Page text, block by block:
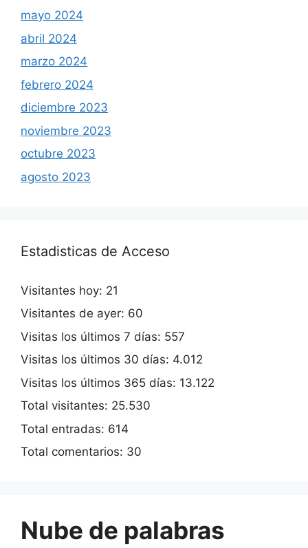
mayo 2024
abril 2024
marzo 2024
febrero 2024
diciembre 2023
noviembre 2023
octubre 2023
agosto 2023
Estadisticas de Acceso
Visitantes hoy: 21
Visitantes de ayer: 60
Visitas los últimos 7 días: 557
Visitas los últimos 30 días: 4.012
Visitas los últimos 365 días: 13.122
Total visitantes: 25.530
Total entradas: 614
Total comentarios: 30
Nube de palabras